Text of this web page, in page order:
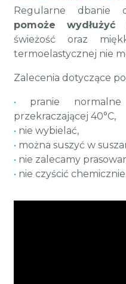
Regularne dbanie
pomoże
świeżość oraz
termoelastycznej nie
Zalecenia dotyczące
• pranie
przekraczającej 40°C,
• nie wybielać,
• można suszyć w
• nie zalecamy
• nie czyścić chemicznie.